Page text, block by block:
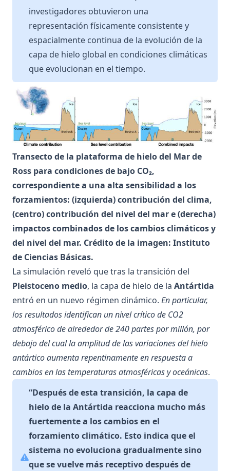
investigadores obtuvieron una
representación físicamente consistente y
espacialmente continua de la evolución de la
capa de hielo global en condiciones climáticas
que evolucionan en el tiempo.
Transecto de la plataforma de hielo del Mar de
Ross para condiciones de bajo CO₂,
correspondiente a una alta sensibilidad a los
forzamientos: (izquierda) contribución del clima,
(centro) contribución del nivel del mar e (derecha)
impactos combinados de los cambios climáticos y
del nivel del mar. Crédito de la imagen: Instituto
de Ciencias Básicas.
La simulación reveló que tras la transición del
Pleistoceno medio, la capa de hielo de la Antártida
entró en un nuevo régimen dinámico. En particular,
los resultados identifican un nivel crítico de CO2
atmosférico de alrededor de 240 partes por millón, por
debajo del cual la amplitud de las variaciones del hielo
antártico aumenta repentinamente en respuesta a
cambios en las temperaturas atmosféricas y oceánicas.
“Después de esta transición, la capa de
hielo de la Antártida reacciona mucho más
fuertemente a los cambios en el
forzamiento climático. Esto indica que el
sistema no evoluciona gradualmente sino
que se vuelve más receptivo después de